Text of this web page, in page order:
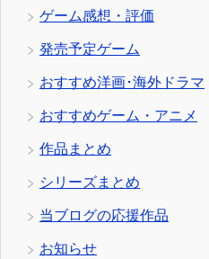
ゲーム感想・評価
発売予定ゲーム
おすすめ洋画･海外ドラマ
おすすめゲーム・アニメ
作品まとめ
シリーズまとめ
当ブログの応援作品
お知らせ